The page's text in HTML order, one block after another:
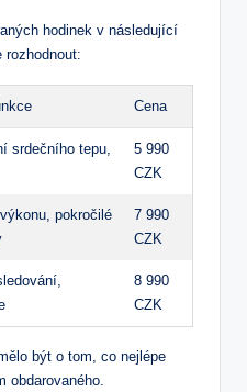
hodinek v následující
rozhodnout:
Cena
srdečního tepu,
5 990
CZK
pokročilé
7 990
CZK
8 990
CZK
být o tom, co nejlépe
obdarovaného.